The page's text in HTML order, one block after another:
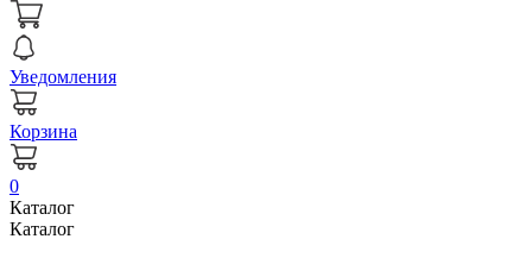
Уведомления
Корзина
0
Каталог
Каталог